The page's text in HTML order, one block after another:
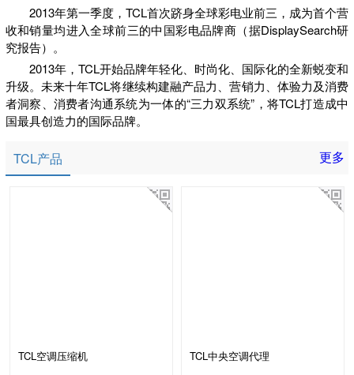
2013年第一季度，TCL首次跻身全球彩电业前三，成为首个营
收和销量均进入全球前三的中国彩电品牌商（据DisplaySearch研
究报告）。
2013年，TCL开始品牌年轻化、时尚化、国际化的全新蜕变和
升级。未来十年TCL将继续构建融产品力、营销力、体验力及消费
者洞察、消费者沟通系统为一体的“三力双系统”，将TCL打造成中
国最具创造力的国际品牌。
TCL产品 更多
TCL空调压缩机 TCL中央空调代理